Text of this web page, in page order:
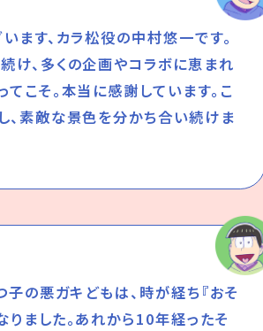
ます、カラ松役の中村悠一です。
け、多くの企画やコラボに恵まれ
てこそ。本当に感謝しています。こ
、素敵な景色を分かち合い続けま
子の悪ガキどもは、時が経ち『おそ
りました。あれから10年経ったそ